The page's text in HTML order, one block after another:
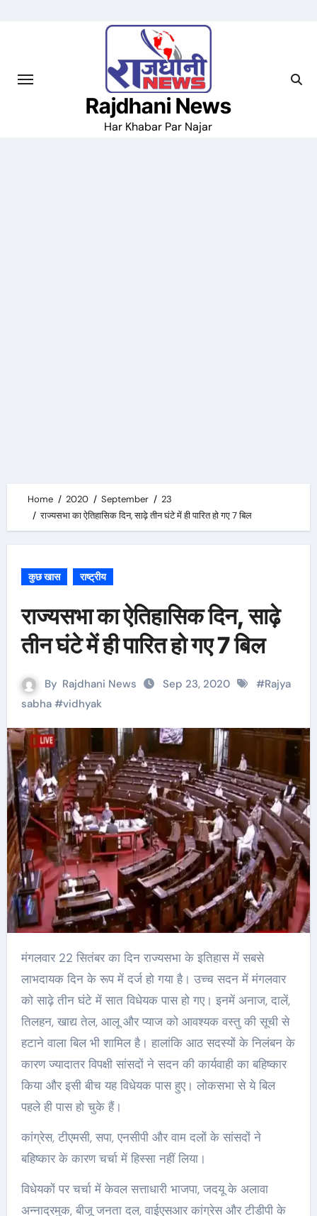
Rajdhani News
Har Khabar Par Najar
Home 2020 September
23
राज्यसभा का ऐतिहासिक दिन, साढ़े तीन घंटे में ही पारित हो गए 7 बिल
कुछ खास राष्ट्रीय
राज्यसभा का ऐतिहासिक दिन, साढ़े
तीन घंटे में ही पारित हो गए 7 बिल
By Rajdhani News Sep 23, 2020 #Rajya
sabha#vidhyak
मंगलवार 22 सितंबर का दिन राज्यसभा के इतिहास में सबसे
लाभदायक दिन के रूप में दर्ज हो गया है। उच्च सदन में मंगलवार
को साढ़े तीन घंटे में सात विधेयक पास हो गए। इनमें अनाज, दालें,
तिलहन, खाद्य तेल, आलू और प्याज को आवश्यक वस्तु की सूची से
हटाने वाला बिल भी शामिल है। हालांकि आठ सदस्यों के निलंबन के
कारण ज्यादातर विपक्षी सांसदों ने सदन की कार्यवाही का बहिष्कार
किया और इसी बीच यह विधेयक पास हुए। लोकसभा से ये बिल
पहले ही पास हो चुके हैं।
कांग्रेस, टीएमसी, सपा, एनसीपी और वाम दलों के सांसदों ने
बहिष्कार के कारण चर्चा में हिस्सा नहीं लिया।
विधेयकों पर चर्चा में केवल सत्ताधारी भाजपा, जदयू के अलावा
अन्नाद्रमुक, बीजू जनता दल, वाईएसआर कांग्रेस और टीडीपी के